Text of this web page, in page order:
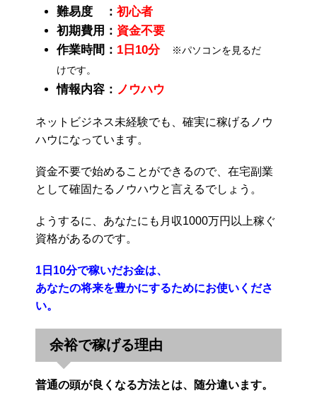
難易度 ： 初心者
初期費用： 資金不要
作業時間： 1日10分
※パソコンを見るだ
けです。
情報内容： ノウハウ
ネットビジネス未経験でも、確実に稼げるノウ
ハウになっています。
資金不要で始めることができるので、在宅副業
として確固たるノウハウと言えるでしょう。
ようするに、あなたにも月収1000万円以上稼ぐ
資格があるのです。
1日10分で稼いだお金は、
あなたの将来を豊かにするためにお使いくださ
い。
余裕で稼げる理由
普通の頭が良くなる方法とは、随分違います。